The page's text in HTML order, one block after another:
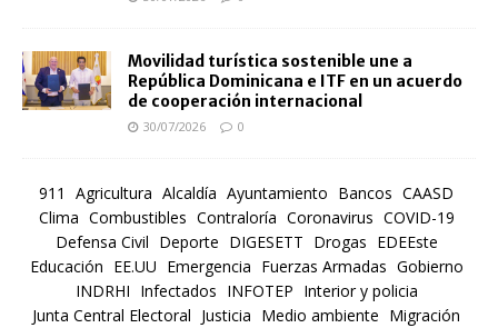
Movilidad turística sostenible une a
República Dominicana e ITF en un acuerdo
de cooperación internacional
30/07/2026 0
911 Agricultura Alcaldía Ayuntamiento Bancos CAASD
Clima Combustibles Contraloría Coronavirus COVID-19
Defensa Civil Deporte DIGESETT Drogas EDEEste
Educación EE.UU Emergencia Fuerzas Armadas Gobierno
INDRHI Infectados INFOTEP Interior y policia
Junta Central Electoral Justicia Medio ambiente Migración